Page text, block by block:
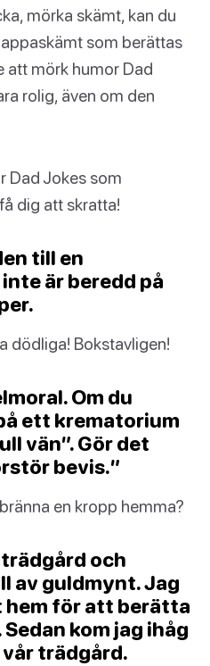
mörka skämt, kan du
som berättas
att mörk humor Dad
rolig, även om den
Dad Jokes som
dig att skratta!
till en
är beredd på
dödliga! Bokstavligen!
Om du
ett krematorium
vän”. Gör det
bevis.”
en kropp hemma?
och
av guldmynt. Jag
hem för att berätta
kom jag ihåg
trädgård.